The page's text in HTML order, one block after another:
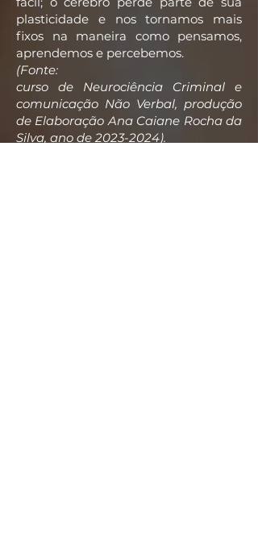
plasticidade e nos tornamos mais
fixos na maneira como pensamos,
aprendemos e percebemos.
(Fonte:
curso de Neurociência Criminal e
comunicação Não Verbal, produção
de Elaboração Ana Caiane Rocha da
Silva, ano de 2023-2024).